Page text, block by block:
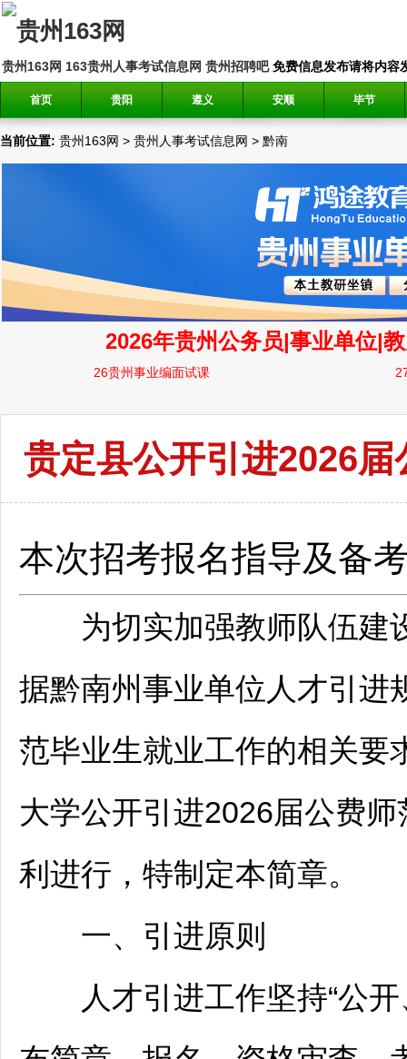
贵州163网 163贵州人事考试信息网 贵州招聘吧免费信息发布请将内容
首页 贵阳 遵义 安顺 毕节
当前位置: 贵州163网 > 贵州人事考试信息网 > 黔南
贵定县公开引进2026
本次招考报名指导及备
为切实加强教师队伍建
据黔南州事业单位 人才引进
范毕业生就业工作的相关要
大学公开引进2026届公费
利进行，特制定本简章。
一、引进原则
人才引进工作坚持“公开